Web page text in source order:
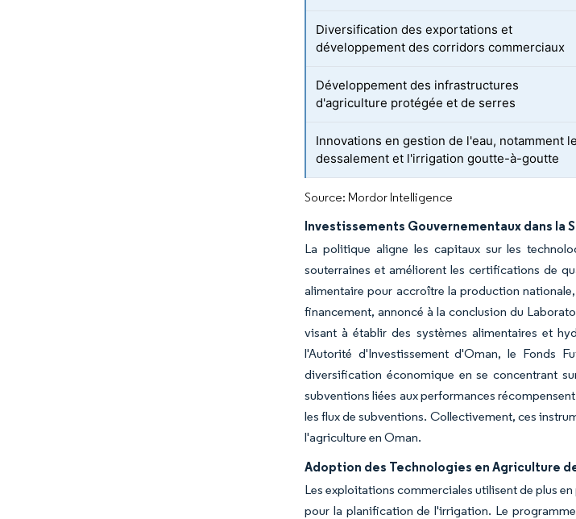
Diversification des exportations et
développement des corridors commerciaux
Développement des infrastructures
d'agriculture protégée et de serres
Innovations en gestion de l'eau, notamment le
dessalement et l'irrigation goutte-à-goutte
Source: Mordor Intelligence
Investissements Gouvernementaux dans la
La politique aligne les capitaux sur les
souterraines et améliorent les certifications de
alimentaire pour accroître la production
financement, annoncé à la conclusion du
visant à établir des systèmes alimentaires et
l'Autorité d'Investissement d'Oman, le Fonds
diversification économique en se concentrant
subventions liées aux performances
les flux de subventions. Collectivement, ces
l'agriculture en Oman.
Adoption des Technologies en Agriculture
Les exploitations commerciales utilisent de plus
pour la planification de l'irrigation. Le